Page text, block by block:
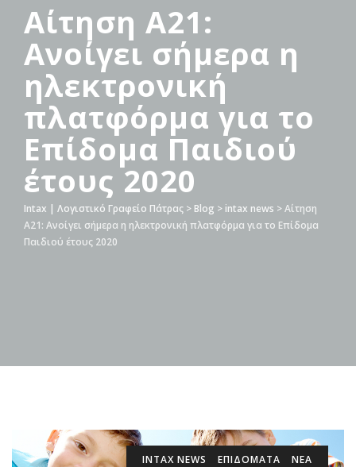
Αίτηση Α21:
Ανοίγει σήμερα η
ηλεκτρονική
πλατφόρμα για το
Επίδομα Παιδιού
έτους 2020
Intax | Λογιστικό Γραφείο Πάτρας > Blog > intax news >Αίτηση
Α21: Ανοίγει σήμερα η ηλεκτρονική πλατφόρμα για το Επίδομα
Παιδιού έτους 2020
INTAX NEWS ΕΠΙΔΌΜΑΤΑ ΝΕΑ